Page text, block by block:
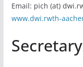
Email: pich (at)
www.dwi.rwth-